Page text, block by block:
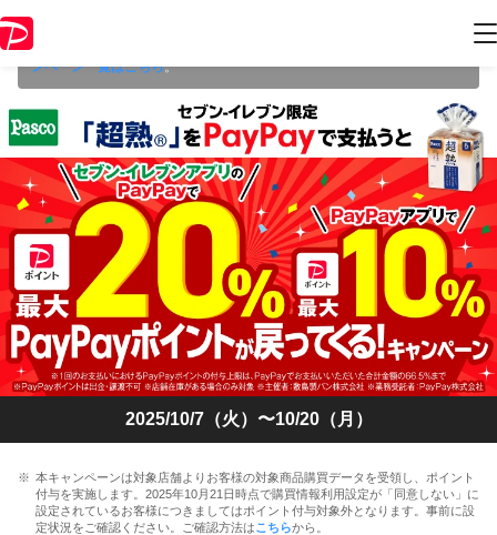
ージ内の情報はキャンペーン終了時点のものになります。
ンペーン一覧はこちら。
2025/10/7（火）〜10/20（月）
本キャンペーンは対象店舗よりお客様の対象商品購買データを受領し、ポイント
付与を実施します。2025年10月21日時点で購買情報利用設定が「同意しない」に
設定されているお客様につきましてはポイント付与対象外となります。事前に設
定状況をご確認ください。ご確認方法はこちらから。